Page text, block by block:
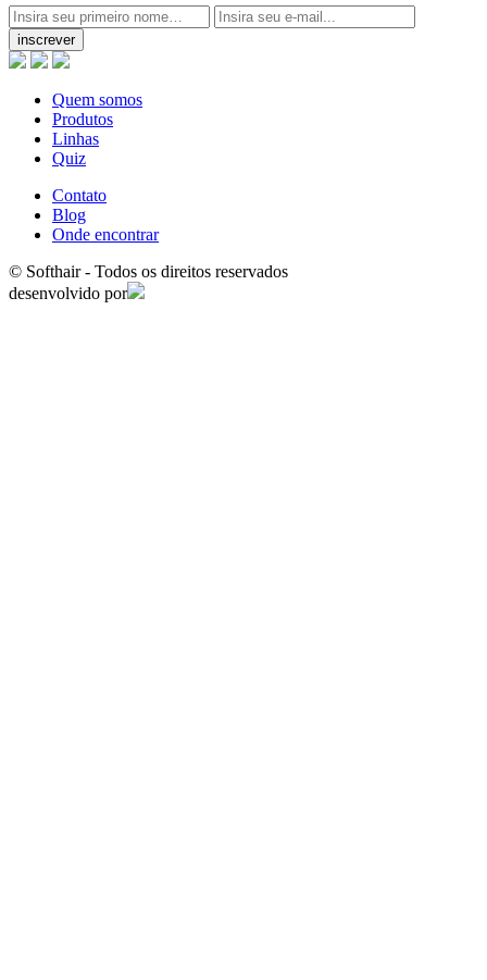
inscrever
Quem somos
Produtos
Linhas
Quiz
Contato
Blog
Onde encontrar
© Softhair - Todos os direitos reservados
desenvolvido por